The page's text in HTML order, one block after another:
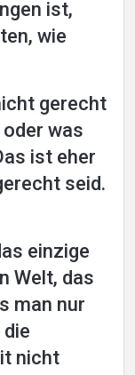
ist,
wie
gerecht
was
ist eher
seid.
einzige
Welt, das
man nur
nicht